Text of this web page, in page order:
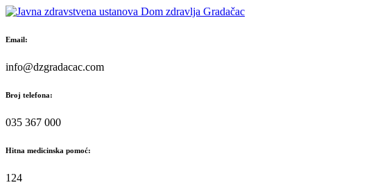
Skip
content
Email:
info@dzgradacac.com
Broj telefona:
035 367 000
Hitna medicinska pomoć:
124